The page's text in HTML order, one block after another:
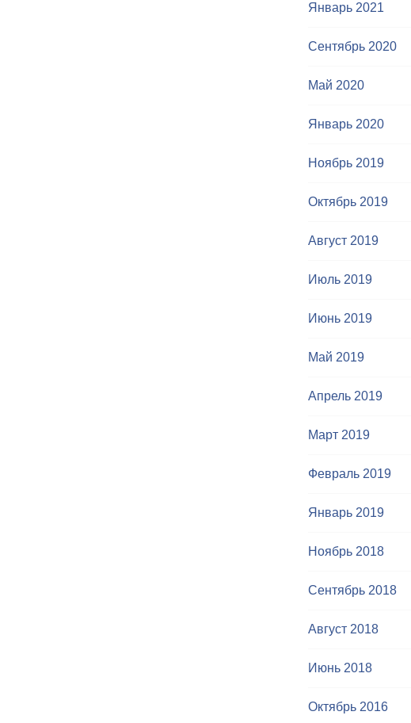
Январь 2021
Сентябрь 2020
Май 2020
Январь 2020
Ноябрь 2019
Октябрь 2019
Август 2019
Июль 2019
Июнь 2019
Май 2019
Апрель 2019
Март 2019
Февраль 2019
Январь 2019
Ноябрь 2018
Сентябрь 2018
Август 2018
Июнь 2018
Октябрь 2016